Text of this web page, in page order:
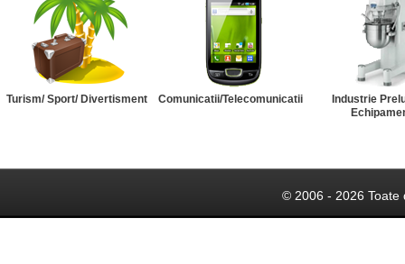
Turism/ Sport/ Divertisment Comunicatii/Telecomunicatii
Industrie
© 2006 - 2026